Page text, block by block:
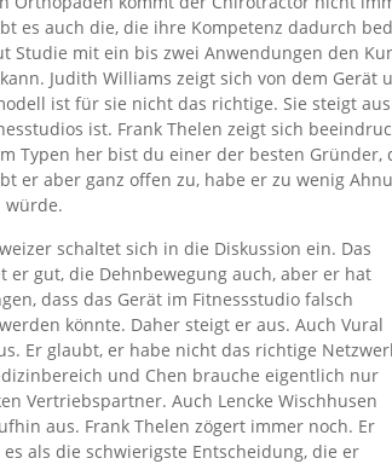
es auch die, die ihre Kompetenz dadurch
Studie mit ein bis zwei Anwendungen den
Judith Williams zeigt sich von dem Gerät
ist für sie nicht das richtige. Sie steigt
ist. Frank Thelen zeigt sich
Typen her bist du einer der besten Gründer,
er aber ganz offen zu, habe er zu wenig
würde.
schaltet sich in die Diskussion ein. Das
er gut, die Dehnbewegung auch, aber er hat
dass das Gerät im Fitnessstudio falsch
könnte. Daher steigt er aus. Auch Vural
Er glaubt, er habe nicht das richtige
und Chen brauche eigentlich nur
Vertriebspartner. Auch Lencke Wischhusen
aus. Frank Thelen zögert immer noch. Er
als die schwierigste Entscheidung, die er